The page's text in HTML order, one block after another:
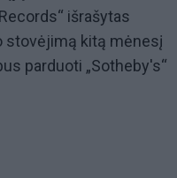
išrašytas
stovėjimą kitą mėnesį
parduoti „Sotheby's“